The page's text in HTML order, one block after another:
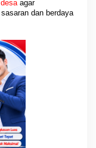
desaagar
dan berdaya